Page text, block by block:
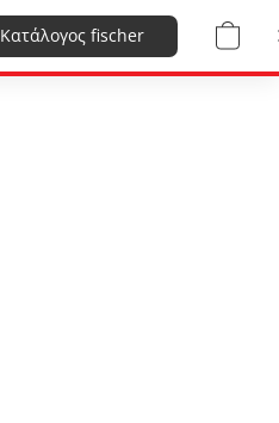
Κατάλογος fischer